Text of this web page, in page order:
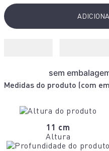
Medidas do produto (com
sem
11 cm
Altura